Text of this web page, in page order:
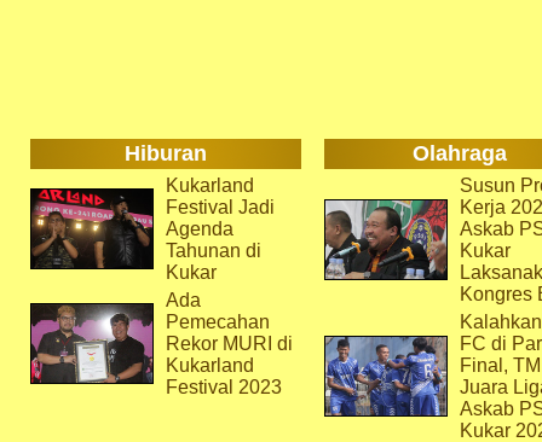
Hiburan Olahraga
Kukarland
Festival Jadi
Agenda
Tahunan di
Kukar
Ada
Pemecahan
Rekor MURI di
Kukarland
Festival 2023
Susun
Kerja
Askab
Kukar
Kongres
FC di
Final,
Juara
Askab
Kukar